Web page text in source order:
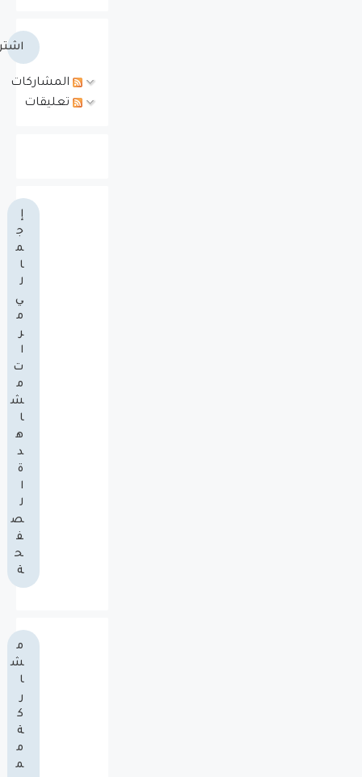
المشاركات
تعليقات
إ
ج
م
ا
ل
ي
م
ر
ا
ت
م
ش
ا
ه
د
ة
ا
ل
ص
ف
ح
ة
م
ش
ا
ر
ك
ة
م
م